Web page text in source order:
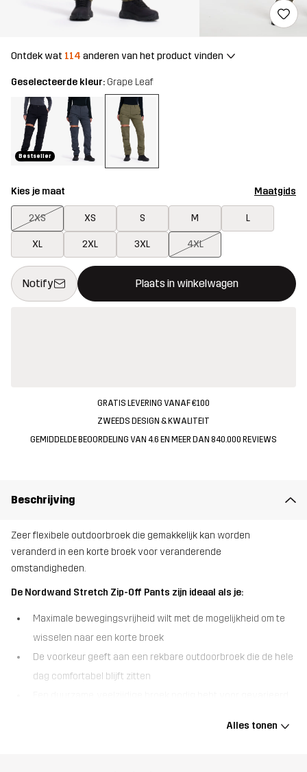
Ontdek wat 114 anderen van het product vinden
Geselecteerde kleur: Grape Leaf
Bestseller
Kies je maat Maatgids
2XS XS S M L
XL 2XL 3XL 4XL
Notify Plaats in winkelwagen
Deze knop opent een modal met de bevestiging van een
{{size}} niet beschikbaar
GRATIS LEVERING VANAF €100
ZWEEDS DESIGN & KWALITEIT
GEMIDDELDE BEOORDELING VAN 4.6 EN MEER DAN 840.000 REVIEWS
Beschrijving
Zeer flexibele outdoorbroek die gemakkelijk kan worden
veranderd in een korte broek voor veranderende
omstandigheden.
De Nordwand Stretch Zip-Off Pants zijn ideaal als je:
Maximale bewegingsvrijheid wilt met de mogelijkheid om te
wisselen naar een korte broek
De voorkeur geeft aan een rekbare outdoorbroek die de hele
dag comfortabel blijft zitten
Alles tonen